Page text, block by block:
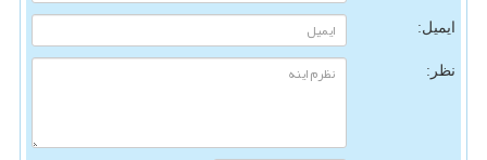
ایمیل:
نظر: